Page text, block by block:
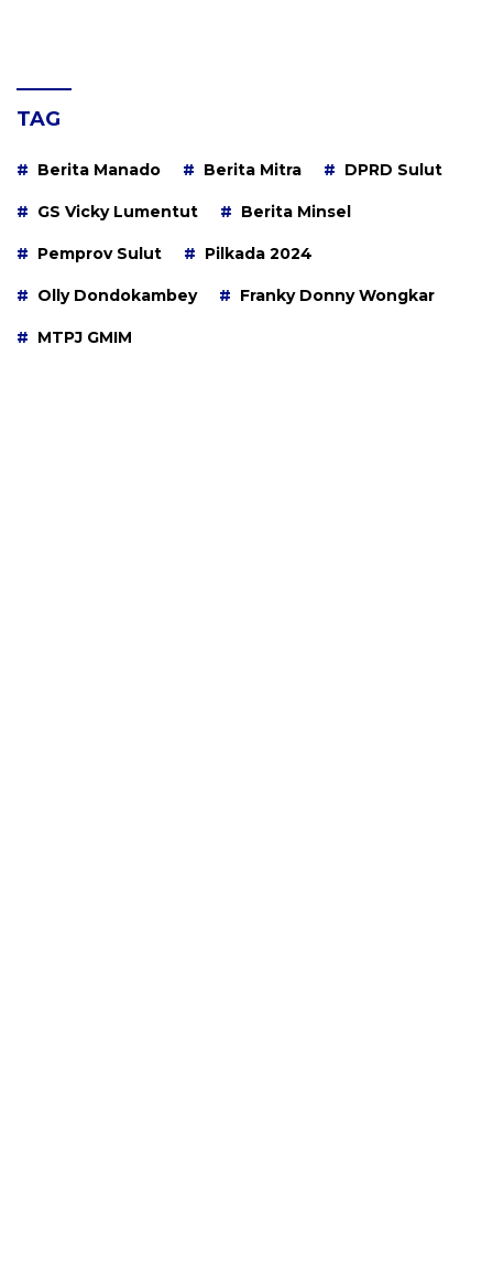
TAG
Berita Manado Berita Mitra DPRD Sulut
GS Vicky Lumentut Berita Minsel
Pemprov Sulut Pilkada 2024
Olly Dondokambey Franky Donny Wongkar
MTPJ GMIM